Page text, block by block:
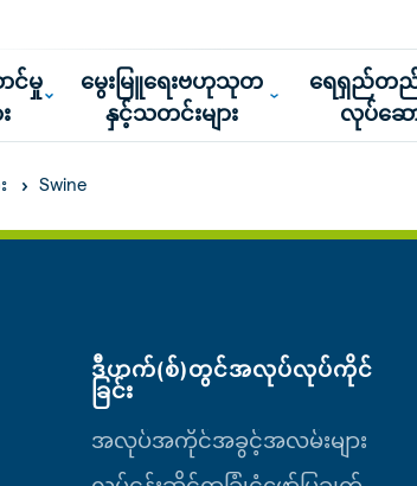
င်မှု
မွေးမြူရေးဗဟုသုတ
နှင့်သတင်းများ
ရေရှည်တ
လုပ်ဆော
Swine
ဒီဟက်(စ်)တွင်အလုပ်လုပ်ကိုင်
ခြင်း
အလုပ်အကိုင်အခွင့်အလမ်းများ